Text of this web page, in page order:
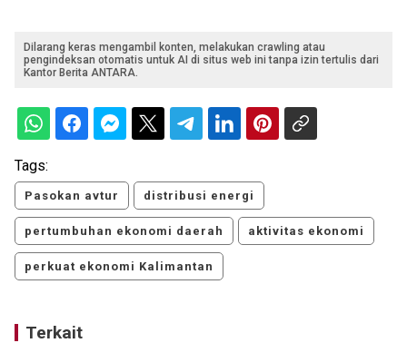
Dilarang keras mengambil konten, melakukan crawling atau
pengindeksan otomatis untuk AI di situs web ini tanpa izin tertulis dari
Kantor Berita ANTARA.
Tags:
Pasokan avtur distribusi energi
pertumbuhan ekonomi daerah aktivitas ekonomi
perkuat ekonomi Kalimantan
Terkait